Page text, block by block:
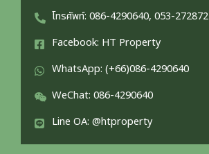
โทรศัพท์: 086-4290640, 053-272872
Facebook: HT Property
WhatsApp: (+66)086-4290640
WeChat: 086-4290640
Line OA: @htproperty